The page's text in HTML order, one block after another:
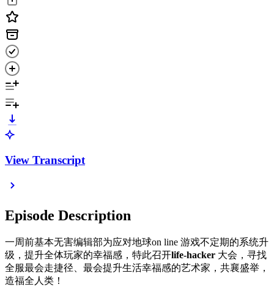
View Transcript
Episode Description
一周前基本无害编辑部为应对地球on line 游戏不定期的系统升
级，提升全体玩家的幸福感，特此召开life-hacker 大会，寻找
全服最会走捷径、最会提升生活幸福感的艺术家，共襄盛举，
造福全人类！